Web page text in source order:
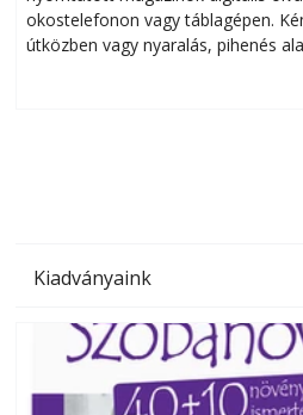
okostelefonon vagy táblagépen.
útközben vagy nyaralás, pihenés
Kiadványaink